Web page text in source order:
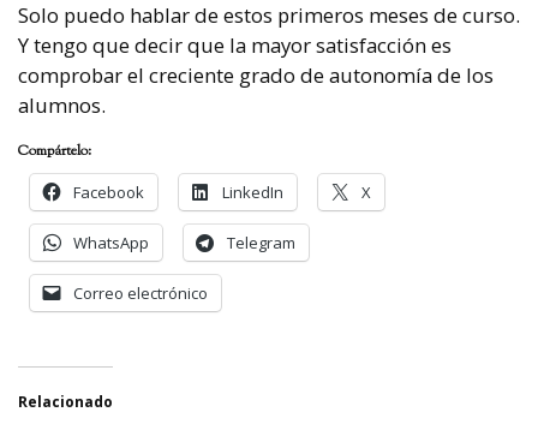
Solo puedo hablar de estos primeros meses de curso.
Y tengo que decir que la mayor satisfacción es
comprobar el creciente grado de autonomía de los
alumnos.
Compártelo:
Facebook
LinkedIn X
WhatsApp Telegram
Correo electrónico
Relacionado